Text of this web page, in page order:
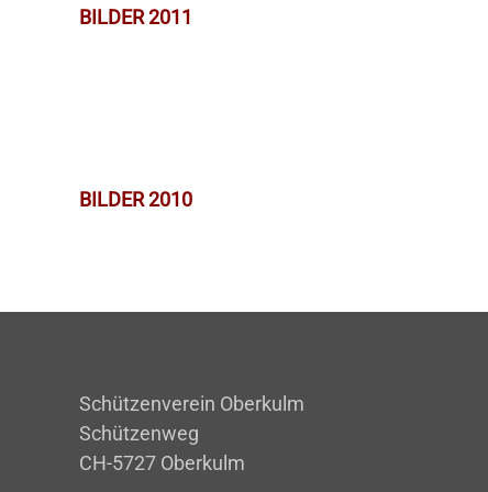
BILDER 2011
BILDER 2010
Schützenverein Oberkulm
Schützenweg
CH-5727 Oberkulm